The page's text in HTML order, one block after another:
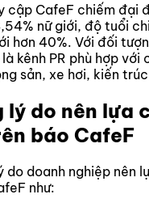
cập CafeF chiếm đại
nữ giới, độ tuổi
hơn 40%. Với đối
kênh PR phù hợp với
sản, xe hơi, kiến
lý do nên lựa
báo CafeF
do doanh nghiệp nên
như: